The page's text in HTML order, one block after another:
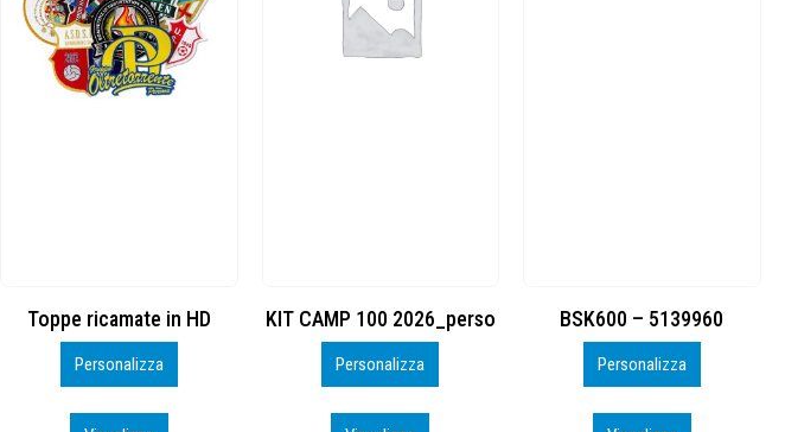
KIT CAMP 100 2026_perso
Personalizza
BSK600 – 5139960
Personalizza
DTF
Personalizza